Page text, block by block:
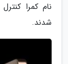
نام کمرا
شدند.